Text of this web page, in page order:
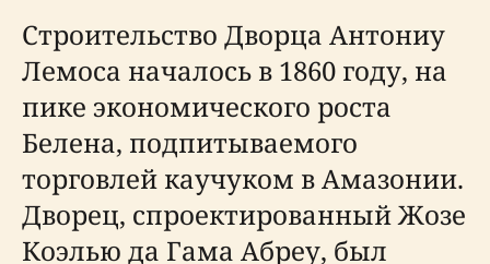
Строительство Дворца Антониу
Лемоса началось в 1860 году, на
пике экономического роста
Белена, подпитываемого
торговлей каучуком в Амазонии.
Дворец, спроектированный Жозе
Коэлью да Гама Абреу, был